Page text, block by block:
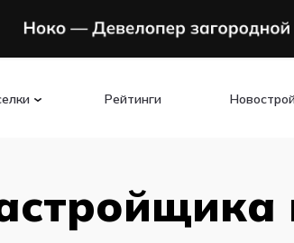
Рейтинги